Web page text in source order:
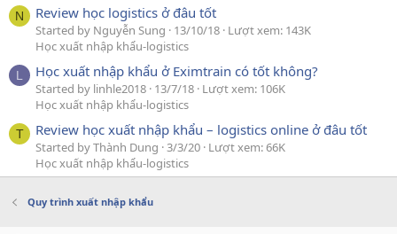
N Review học logistics ở đâu tốt
Started by Nguyễn Sung 13/10/18 Lượt xem: 143K
Học xuất nhập khẩu-logistics
L Học xuất nhập khẩu ở Eximtrain có tốt không?
Started by linhle2018 13/7/18 Lượt xem: 106K
Học xuất nhập khẩu-logistics
T Review học xuất nhập khẩu – logistics online ở đâu tốt
Started by Thành Dung 3/3/20 Lượt xem: 66K
Học xuất nhập khẩu-logistics
Quy trình xuất nhập khẩu